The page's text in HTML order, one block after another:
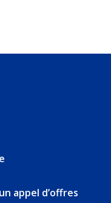
appel d’offres